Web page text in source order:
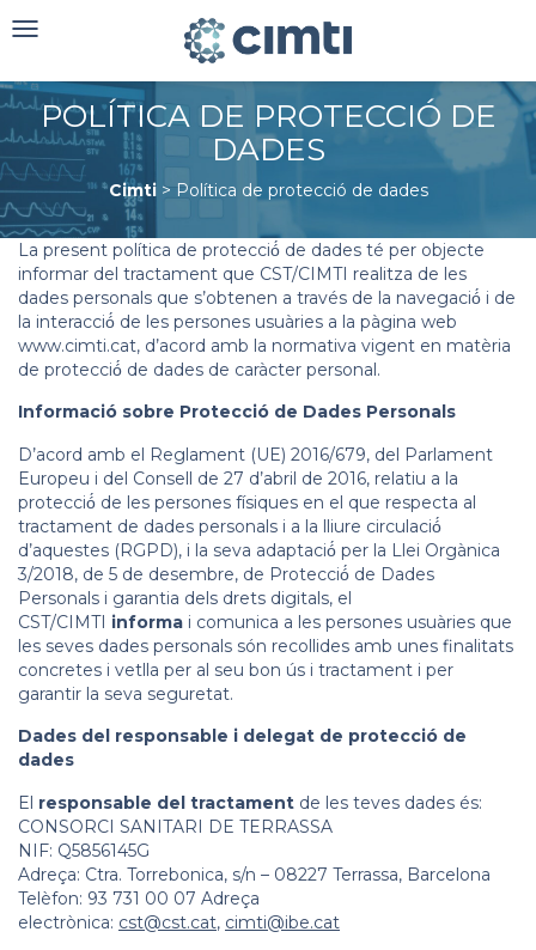
Toggle
POLÍTICA DE PROTECCIÓ DE
DADES
Cimti>Política de protecció de dades
La present política de protecció́ de dades té per objecte
informar del tractament que CST/CIMTI realitza de les
dades personals que s’obtenen a través de la navegació́ i de
la interacció́ de les persones usuàries a la pàgina web
www.cimti.cat, d’acord amb la normativa vigent en matèria
de protecció́ de dades de caràcter personal.
Informació sobre Protecció de Dades Personals
D’acord amb el Reglament (UE) 2016/679, del Parlament
Europeu i del Consell de 27 d’abril de 2016, relatiu a la
protecció́ de les persones físiques en el que respecta al
tractament de dades personals i a la lliure circulació́
d’aquestes (RGPD), i la seva adaptació́ per la Llei Orgànica
3/2018, de 5 de desembre, de Protecció́ de Dades
Personals i garantia dels drets digitals, el
CST/CIMTI informa i comunica a les persones usuàries que
les seves dades personals són recollides amb unes finalitats
concretes i vetlla per al seu bon ús i tractament i per
garantir la seva seguretat.
Dades del responsable i delegat de protecció de
dades
El responsable del tractament de les teves dades és:
CONSORCI SANITARI DE TERRASSA
NIF: Q5856145G
Adreça: Ctra. Torrebonica, s/n – 08227 Terrassa, Barcelona
Telèfon: 93 731 00 07 Adreça
electrònica: cst@cst.cat, cimti@ibe.cat